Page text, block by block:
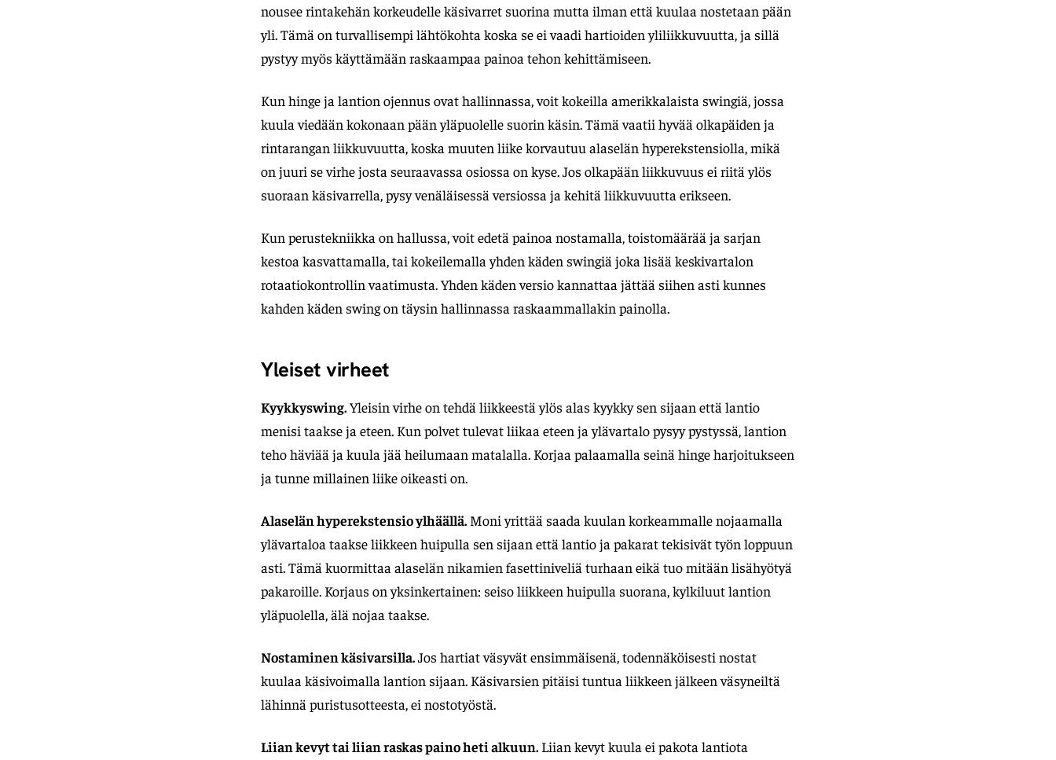
nousee rintakehän korkeudelle käsivarret suorina mutta ilman että kuulaa nostetaan pään
yli. Tämä on turvallisempi lähtökohta koska se ei vaadi hartioiden yliliikkuvuutta, ja sillä
pystyy myös käyttämään raskaampaa painoa tehon kehittämiseen.
Kun hinge ja lantion ojennus ovat hallinnassa, voit kokeilla amerikkalaista swingiä, jossa
kuula viedään kokonaan pään yläpuolelle suorin käsin. Tämä vaatii hyvää olkapäiden ja
rintarangan liikkuvuutta, koska muuten liike korvautuu alaselän hyperekstensiolla, mikä
on juuri se virhe josta seuraavassa osiossa on kyse. Jos olkapään liikkuvuus ei riitä ylös
suoraan käsivarrella, pysy venäläisessä versiossa ja kehitä liikkuvuutta erikseen.
Kun perustekniikka on hallussa, voit edetä painoa nostamalla, toistomäärää ja sarjan
kestoa kasvattamalla, tai kokeilemalla yhden käden swingiä joka lisää keskivartalon
rotaatiokontrollin vaatimusta. Yhden käden versio kannattaa jättää siihen asti kunnes
kahden käden swing on täysin hallinnassa raskaammallakin painolla.
Yleiset virheet
Kyykkyswing.Yleisin virhe on tehdä liikkeestä ylös alas kyykky sen sijaan että lantio
menisi taakse ja eteen. Kun polvet tulevat liikaa eteen ja ylävartalo pysyy pystyssä, lantion
teho häviää ja kuula jää heilumaan matalalla. Korjaa palaamalla seinä hinge harjoitukseen
ja tunne millainen liike oikeasti on.
Alaselän hyperekstensio ylhäällä. Moni yrittää saada kuulan korkeammalle nojaamalla
ylävartaloa taakse liikkeen huipulla sen sijaan että lantio ja pakarat tekisivät työn loppuun
asti. Tämä kuormittaa alaselän nikamien fasettiniveliä turhaan eikä tuo mitään lisähyötyä
pakaroille. Korjaus on yksinkertainen: seiso liikkeen huipulla suorana, kylkiluut lantion
yläpuolella, älä nojaa taakse.
Nostaminen käsivarsilla.Jos hartiat väsyvät ensimmäisenä, todennäköisesti nostat
kuulaa käsivoimalla lantion sijaan. Käsivarsien pitäisi tuntua liikkeen jälkeen väsyneiltä
lähinnä puristusotteesta, ei nostotyöstä.
Liian kevyt tai liian raskas paino heti alkuun. Liian kevyt kuula ei pakota lantiota